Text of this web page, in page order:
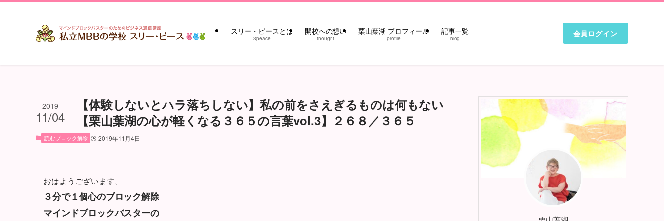
スリー・ピースとは
3peace
開校への想い
thought
栗山葉湖 プロフィール
profile
記事一覧
blog
会員ログイン
【体験しないとハラ落ちしない】私の前をさえぎるものは何もない
【栗山葉湖の心が軽くなる３６５の言葉vol.3】２６８／３６５
2019
11/04
読むブロック解除 2019年11月4日
おはようございます、
３分で１個心のブロック解除
マインドブロックバスターの